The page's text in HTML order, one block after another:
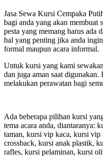
Jasa Sewa Kursi Cempaka
bagi anda yang akan membuat
pesta yang memang harus ada
hal yang penting jika anda
formal maupun acara informal.
Untuk kursi yang kami
dan juga aman saat
melakukan perawatan bagi
Ada beberapa pilihan kursi
tema acara anda, diantaranya:
taman, kursi vip kaca, kursi
crossback, kursi anak plastik,
rafles, kursi pelaminan, kursi